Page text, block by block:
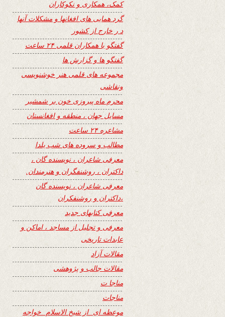
کمک، همکاری و نکوکاران
گرد همایی های افغانها و مشکلات آنها
د ر خارج از کشور
گفتگو با همکاران قلمی ۲۴ ساعت
گفتگو ها و گزارش ها
مجموعه های قلمی هنر خوشنویسی
ونقاشی
محرم ماه پیروزی خون بر شمشیر
مسایل جهان ، منطقه و افغانستان
مشاعره ۲۴ ساعت
مطالب و سروده های شب یلدا
معرفی شاعران ، نویسنده گان ،
داکتران ، روشنفگران و هنرمندان.
معرفی شاعران ، نویسنده گان
،داکتران و روشنفکران
معرفی کتابهای جدید
معرفی و تجلیل از مساجد ، اماکن و
عابدات تاریخی
مقالات آزاد
مقالات جالب و پژوهشی
مناجا ت
مناجات
موعظه ای از شیخ الاسلام خواجه